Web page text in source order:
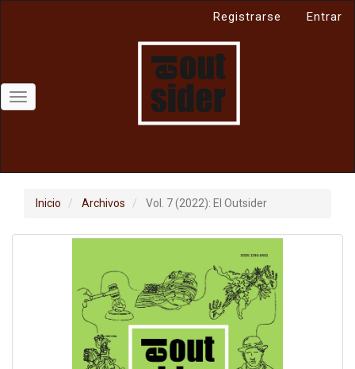
lateral
Registrarse Entrar
Toggle
navigation
Inicio Archivos Vol. 7 (2022): El Outsider